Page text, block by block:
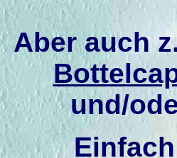
Aber auch
und/